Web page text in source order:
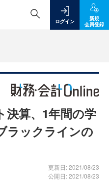
ログイン
新規
会員登録
決算、1年間の学
ラックラインの
更新日: 2021/08/23
公開日: 2021/08/23